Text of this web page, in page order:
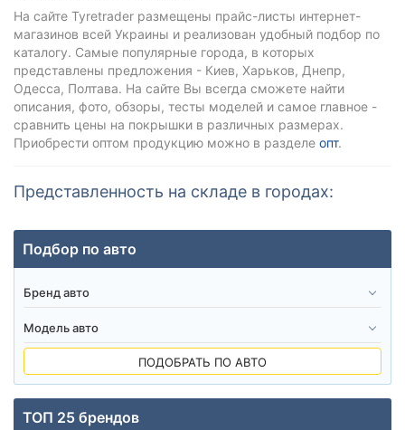
На сайте Tyretrader размещены прайс-листы интернет-
магазинов всей Украины и реализован удобный подбор по
каталогу. Самые популярные города, в которых
представлены предложения - Киев, Харьков, Днепр,
Одесса, Полтава. На сайте Вы всегда сможете найти
описания, фото, обзоры, тесты моделей и самое главное -
сравнить цены на покрышки в различных размерах.
Приобрести оптом продукцию можно в разделе опт.
Представленность на складе в городах:
Сбросить Подобрать
Подбор по авто
ПОДОБРАТЬ ПО АВТО
ТОП 25 брендов